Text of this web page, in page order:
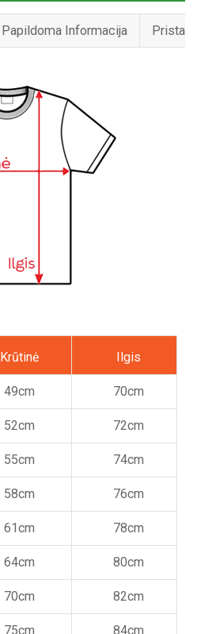
Papildoma Informacija
Krūtinė Ilgis
49cm 70cm
52cm 72cm
55cm 74cm
58cm 76cm
61cm 78cm
64cm 80cm
70cm 82cm
75cm 84cm